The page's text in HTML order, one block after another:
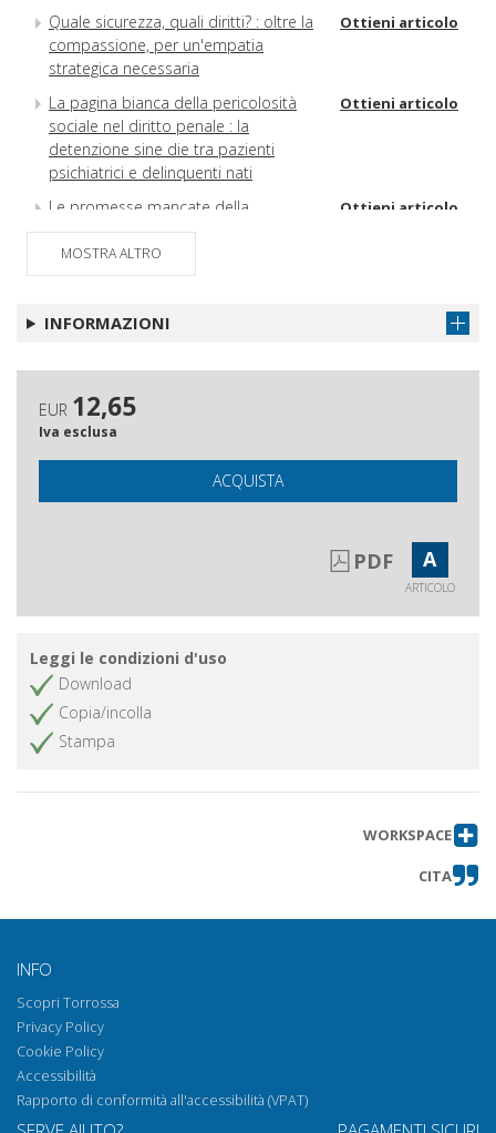
Quale sicurezza, quali diritti? : oltre la
compassione, per un'empatia
strategica necessaria
Ottieni articolo
La pagina bianca della pericolosità
sociale nel diritto penale : la
detenzione sine die tra pazienti
psichiatrici e delinquenti nati
Ottieni articolo
Le promesse mancate della
globalizzazione
Ottieni articolo
MOSTRA ALTRO
INFORMAZIONI
EUR 12,65
Iva esclusa
ACQUISTA
PDF A
ARTICOLO
Leggi le condizioni d'uso
Download
Copia/incolla
Stampa
WORKSPACE
CITA
INFO
Scopri Torrossa
Privacy Policy
Cookie Policy
Accessibilità
Rapporto di conformità all'accessibilità (VPAT)